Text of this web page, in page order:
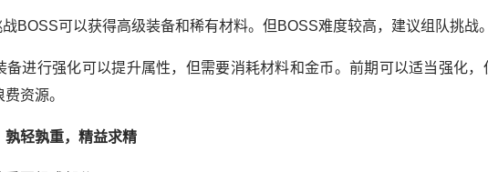
BOSS可以获得高级装备和稀有材料。但BOSS难度较高，建议组队挑战。
备进行强化可以提升属性，但需要消耗材料和金币。前期可以适当强化，
资源。
孰轻孰重，精益求精